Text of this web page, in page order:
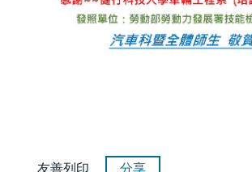
友善列印 分享